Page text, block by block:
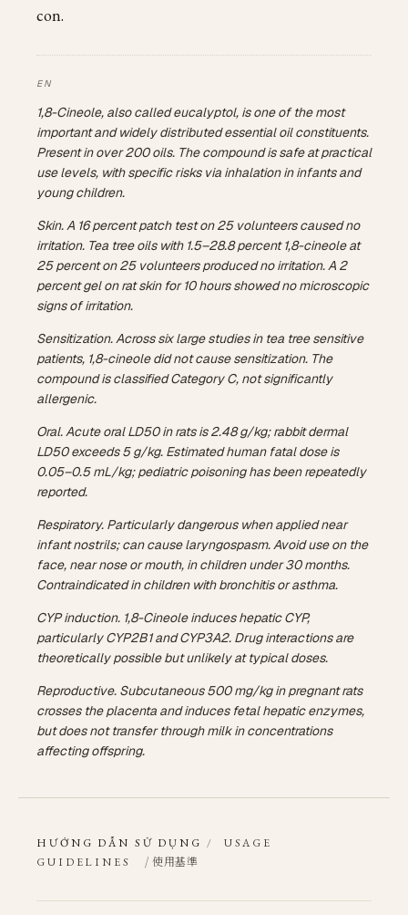
con.
1,8-Cineole, also called eucalyptol, is one of the most
important and widely distributed essential oil constituents.
Present in over 200 oils. The compound is safe at practical
use levels, with specific risks via inhalation in infants and
young children.
Skin. A 16 percent patch test on 25 volunteers caused no
irritation. Tea tree oils with 1.5–28.8 percent 1,8-cineole at
25 percent on 25 volunteers produced no irritation. A 2
percent gel on rat skin for 10 hours showed no microscopic
signs of irritation.
Sensitization. Across six large studies in tea tree sensitive
patients, 1,8-cineole did not cause sensitization. The
compound is classified Category C, not significantly
allergenic.
Oral. Acute oral LD50 in rats is 2.48 g/kg; rabbit dermal
LD50 exceeds 5 g/kg. Estimated human fatal dose is
0.05–0.5 mL/kg; pediatric poisoning has been repeatedly
reported.
Respiratory. Particularly dangerous when applied near
infant nostrils; can cause laryngospasm. Avoid use on the
face, near nose or mouth, in children under 30 months.
Contraindicated in children with bronchitis or asthma.
CYP induction. 1,8-Cineole induces hepatic CYP,
particularly CYP2B1 and CYP3A2. Drug interactions are
theoretically possible but unlikely at typical doses.
Reproductive. Subcutaneous 500 mg/kg in pregnant rats
crosses the placenta and induces fetal hepatic enzymes,
but does not transfer through milk in concentrations
affecting offspring.
HƯỚNG DẪN SỬ DỤNG /
USAGE
GUIDELINES
/ 使用基準